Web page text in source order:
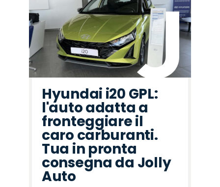
Hyundai i20 GPL:
l'auto adatta a
fronteggiare il
caro carburanti.
Tua in pronta
consegna da Jolly
Auto